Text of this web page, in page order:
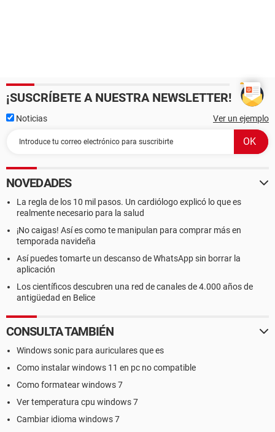
¡SUSCRÍBETE A NUESTRA NEWSLETTER!
Noticias Ver un ejemplo
NOVEDADES
La regla de los 10 mil pasos. Un cardiólogo explicó lo que es
realmente necesario para la salud
¡No caigas! Así es como te manipulan para comprar más en
temporada navideña
Así puedes tomarte un descanso de WhatsApp sin borrar la
aplicación
Los científicos descubren una red de canales de 4.000 años de
antigüedad en Belice
CONSULTA TAMBIÉN
Windows sonic para auriculares que es
Como instalar windows 11 en pc no compatible
Como formatear windows 7
Ver temperatura cpu windows 7
Cambiar idioma windows 7